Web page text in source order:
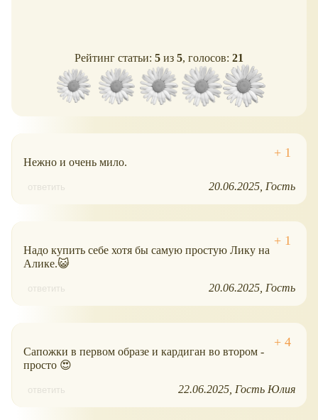
Рейтинг статьи: 5 из 5, голосов: 21
Нежно и очень мило.
ответить 20.06.2025 Гость
Надо купить себе хотя бы самую простую Лику на
Алике.😺
ответить 20.06.2025 Гость
Сапожки в первом образе и кардиган во втором -
просто 😍
ответить 22.06.2025 Гость Юлия